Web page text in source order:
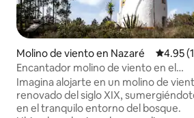
Molino de viento en Nazaré
4.95
Encantador molino de viento en el
bosque, a 10 minutos de la playa
Imagina alojarte en un molino de
renovado del siglo XIX,
en el tranquilo entorno del bosque.